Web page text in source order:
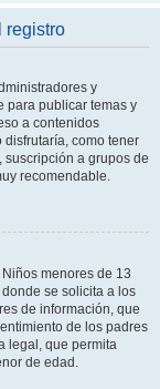
registro
y
para publicar temas y
a contenidos
como tener
a grupos de
recomendable.
menores de 13
se solicita a los
de información, que
de los padres
legal, que permita
de edad.